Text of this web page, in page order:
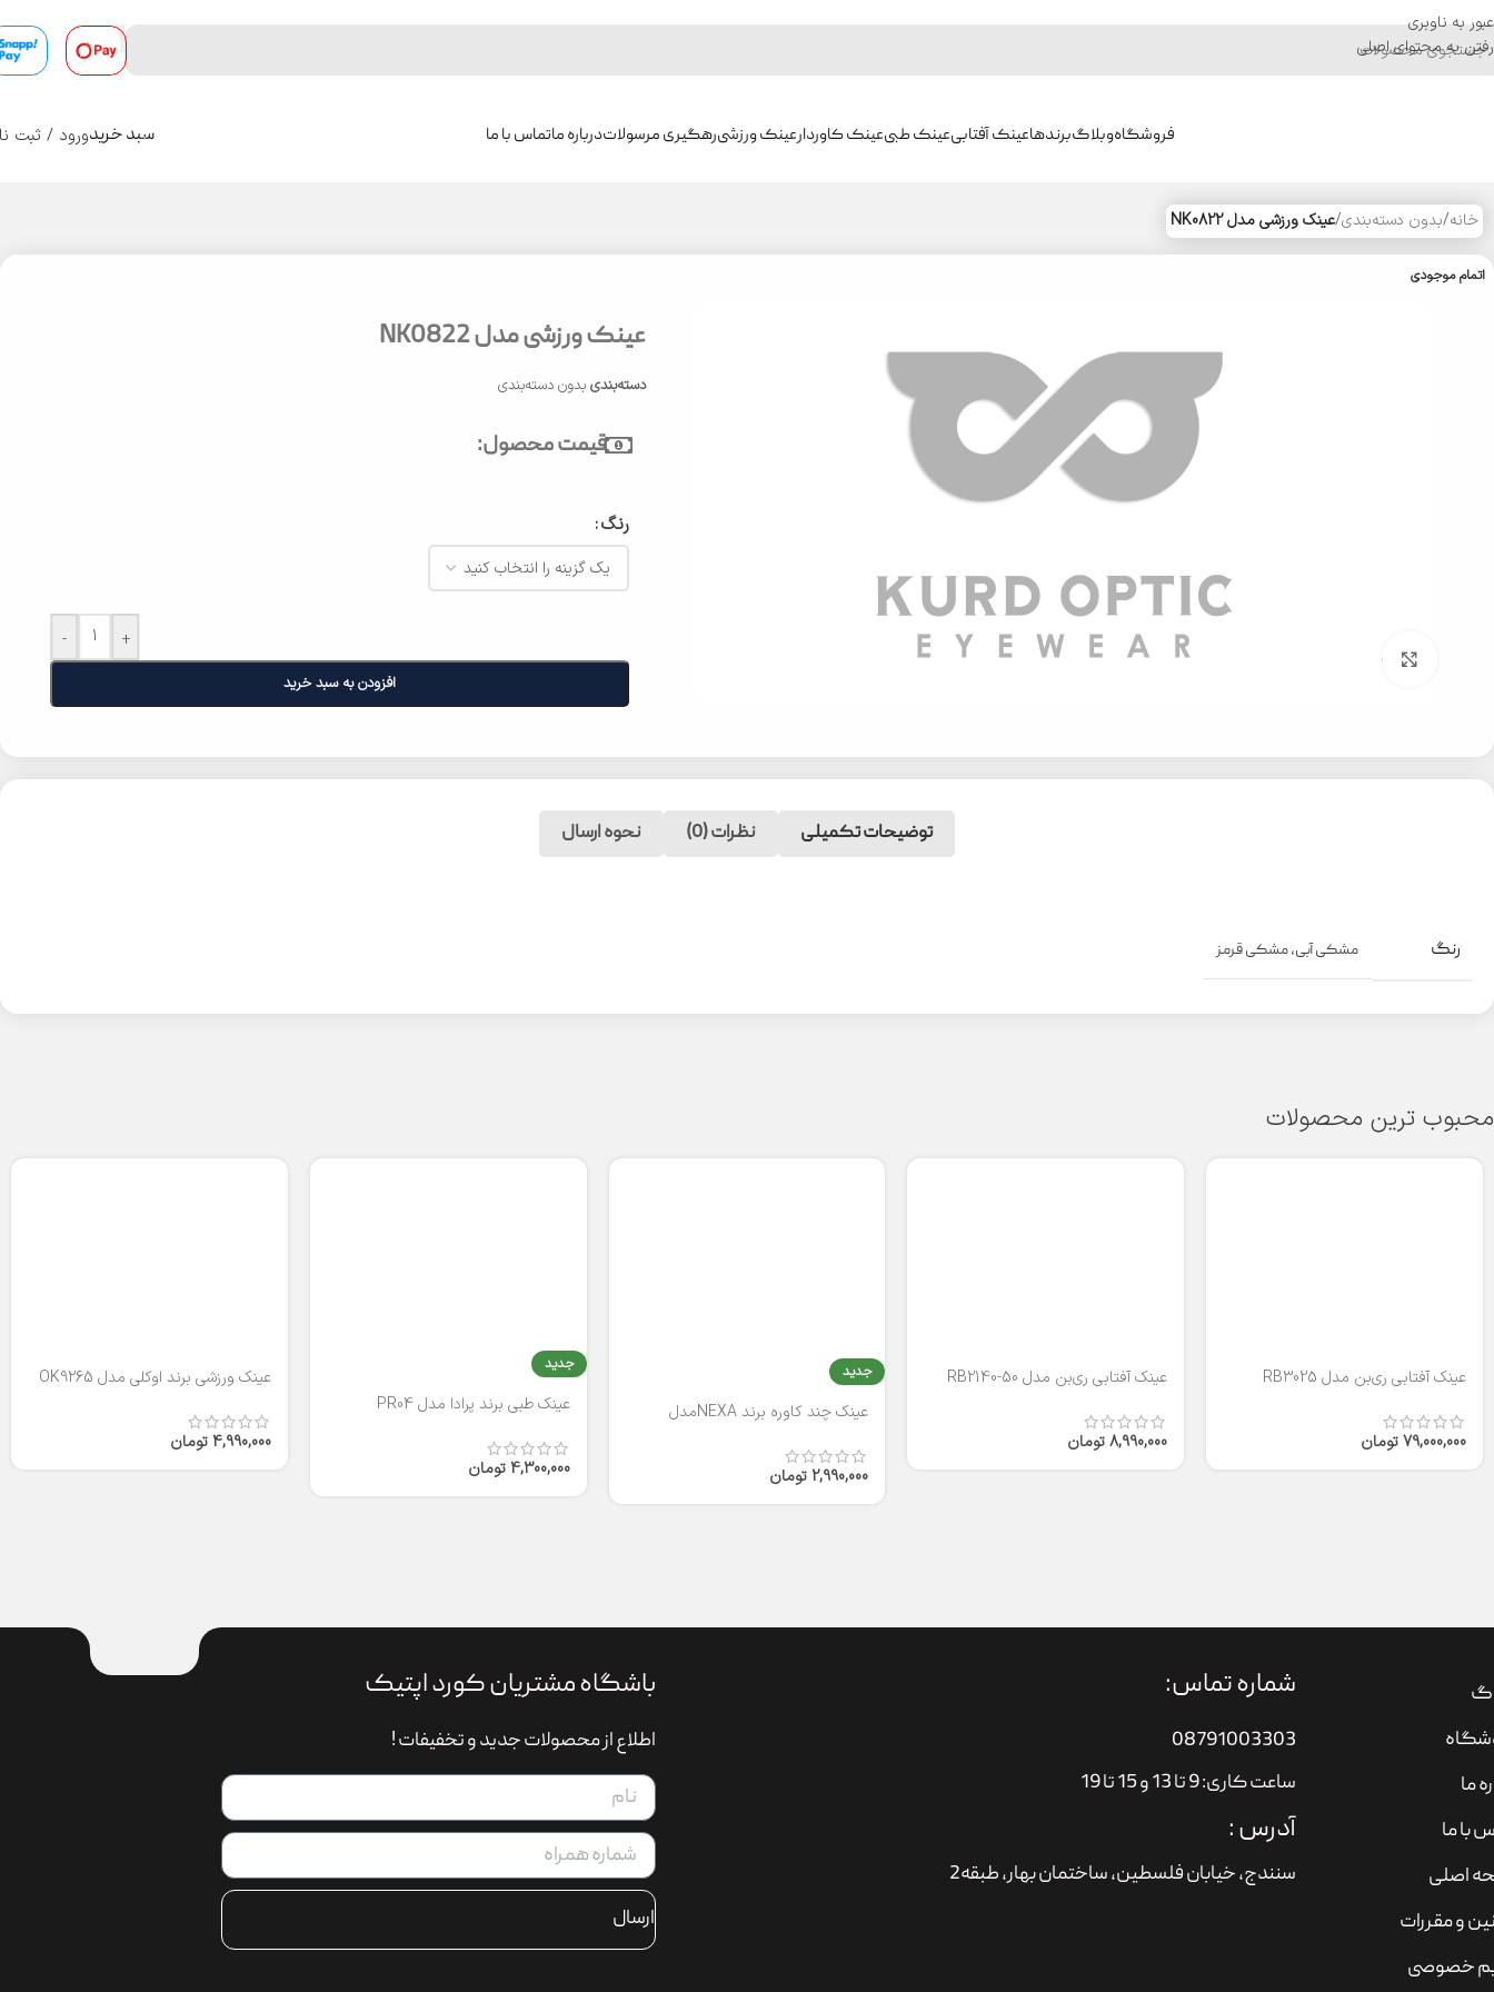
عبور به ناوبری
رفتن به محتوای اصلی
فروشگاهوبلاگبرندهاعینک آفتابیعینک طبیعینک کاوردارعینک ورزشیرهگیری مرسولاتدرباره ماتماس با ما 0
سبد خریدورود / ثبت
خانه/بدون دسته‌بندی/عینک ورزشی مدل NK0822
اتمام موجودی
عینک ورزشی مدل NK0822
دسته‌بندی بدون دسته‌بندی
قیمت محصول:
رنگ
- +
افزودن به سبد خرید
توضیحات تکمیلی نظرات (0) نحوه ارسال
رنگ مشکی آبی,مشکی قرمز
محبوب ترین محصولات
عینک آفتابی ری‌بن مدل RB3025
79,000,000تومان
عینک آفتابی ری‌بن مدل RB2140-50
8,990,000 تومان
جدید
عینک چند کاوره برند NEXAمدل
2,990,000 تومان
جدید
عینک طبی برند پرادا مدل PR04
4,300,000 تومان
عینک ورزشی برند اوکلی مدل OK9265
4,990,000 تومان
ما
با ما
اصلی
و مقررات
خصوصی
شماره تماس:
08791003303
ساعت کاری: 9 تا 13 و 15 تا 19
آدرس :
سنندج، خیابان فلسطین،‌ ساختمان بهار، طبقه2
باشگاه مشتریان کورد اپتیک
اطلاع از محصولات جدید و تخفیفات !
ارسال